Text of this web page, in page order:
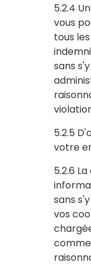
5.2.4
vous
tous
sans
5.2.5
votre
5.2.6
sans
vos